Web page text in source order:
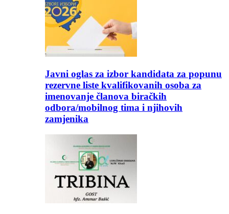
Javni oglas za izbor kandidata za popunu
rezervne liste kvalifikovanih osoba za
imenovanje članova biračkih
odbora/mobilnog tima i njihovih
zamjenika